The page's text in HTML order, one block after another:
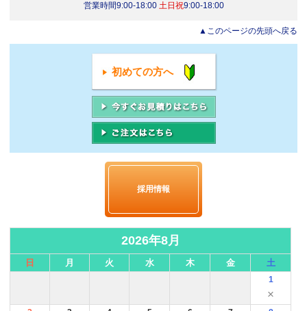
営業時間9:00-18:00 土日祝9:00-18:00
▲このページの先頭へ戻る
初めての方へ
採用情報
2026年8月
日 月 火 水 木 金 土
1
×